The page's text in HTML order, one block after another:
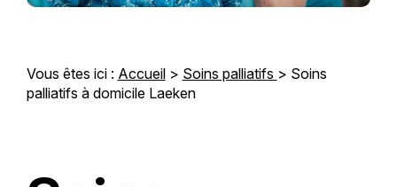
Vous êtes ici : Accueil> Soins palliatifs > Soins
palliatifs à domicile Laeken